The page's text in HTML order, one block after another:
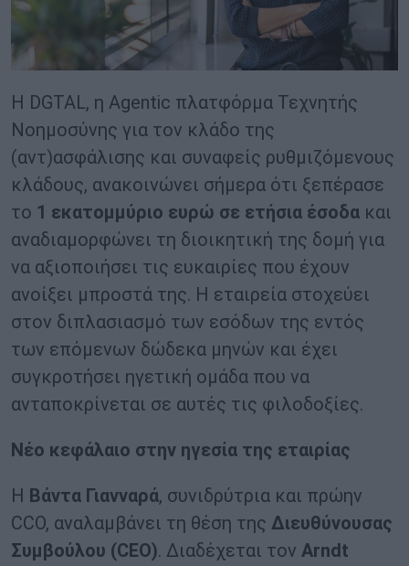
Η DGTAL, η Agentic πλατφόρμα Τεχνητής
Νοημοσύνης για τον κλάδο της
(αντ)ασφάλισης και συναφείς ρυθμιζόμενους
κλάδους, ανακοινώνει σήμερα ότι ξεπέρασε
το 1 εκατομμύριο ευρώ σε ετήσια έσοδα και
αναδιαμορφώνει τη διοικητική της δομή για
να αξιοποιήσει τις ευκαιρίες που έχουν
ανοίξει μπροστά της. Η εταιρεία στοχεύει
στον διπλασιασμό των εσόδων της εντός
των επόμενων δώδεκα μηνών και έχει
συγκροτήσει ηγετική ομάδα που να
ανταποκρίνεται σε αυτές τις φιλοδοξίες.
Νέο κεφάλαιο στην ηγεσία της εταιρίας
Η Βάντα Γιανναρά, συνιδρύτρια και πρώην
CCO, αναλαμβάνει τη θέση της Διευθύνουσας
Συμβούλου (CEO). Διαδέχεται τον Arndt